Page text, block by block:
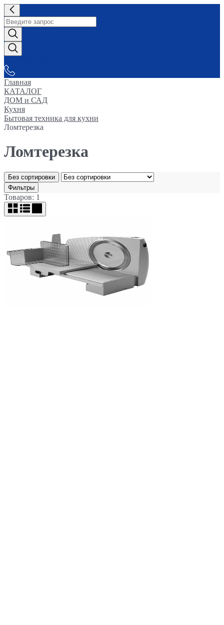
Главная
КАТАЛОГ
ДОМ и САД
Кухня
Бытовая техника для кухни
Ломтерезка
Ломтерезка
Без сортировки
Фильтры
Товаров: 1